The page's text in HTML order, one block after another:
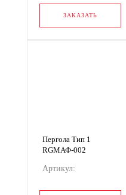
ЗАКАЗАТЬ
Пергола Тип 1
RGМАФ-002
Артикул: